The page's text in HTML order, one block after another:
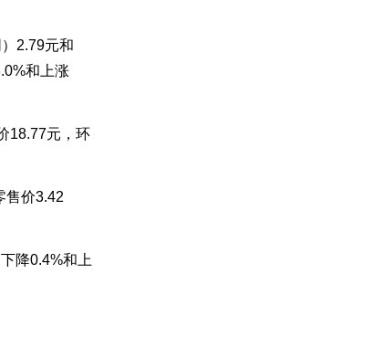
2.79元和
和上涨
18.77元，环
售价3.42
降0.4%和上